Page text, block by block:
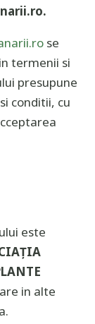
se
termenii si
presupune
conditii, cu
este
in alte